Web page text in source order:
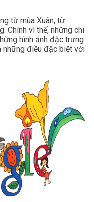
từ mùa Xuân, từ
Chính vì thế, những chi
hình ảnh đặc trưng
những điều đặc biệt với